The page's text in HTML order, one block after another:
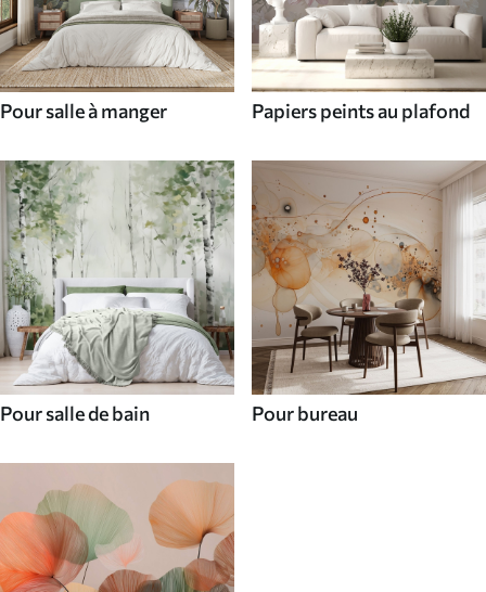
Pour salle à manger Papiers peints au plafond
Pour salle de bain Pour bureau